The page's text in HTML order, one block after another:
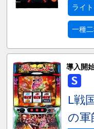
ライ
一種
導入開
L戦
の軍